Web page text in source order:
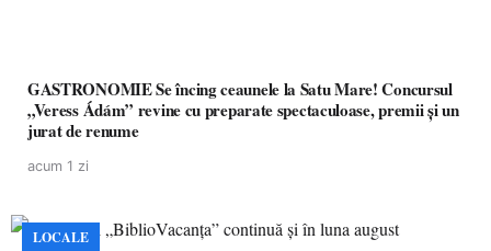
GASTRONOMIE Se încing ceaunele la Satu Mare! Concursul
„Veress Ádám” revine cu preparate spectaculoase, premii și un
jurat de renume
acum 1 zi
LOCALE